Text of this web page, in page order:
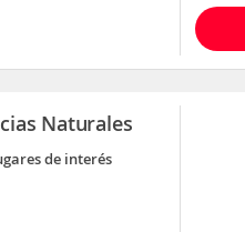
Naturales
de interés